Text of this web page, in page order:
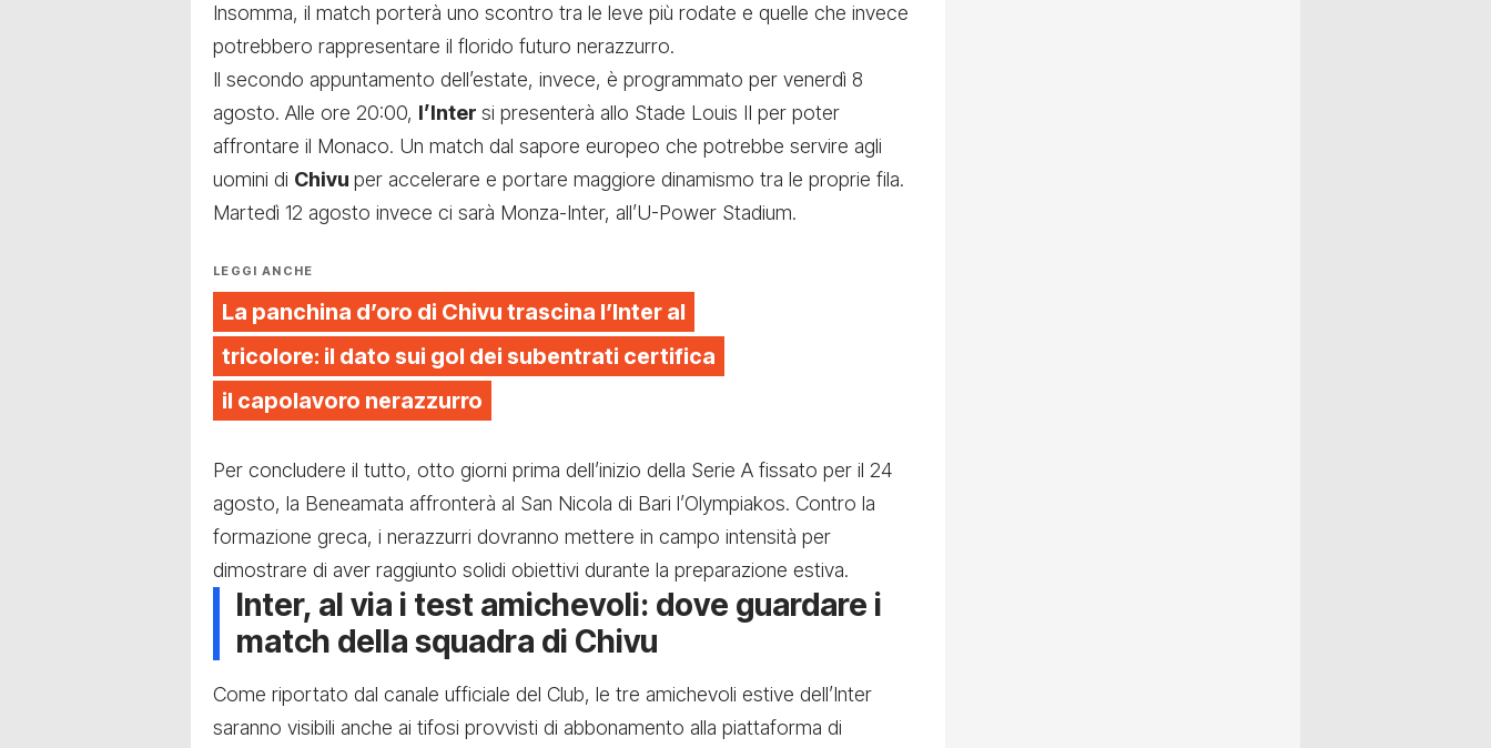
Insomma, il match porterà uno scontro tra le leve più rodate e quelle che invece
potrebbero rappresentare il florido futuro nerazzurro.
Il secondo appuntamento dell’estate, invece, è programmato per venerdì 8
agosto. Alle ore 20:00, l’Inter si presenterà allo Stade Louis II per poter
affrontare il Monaco. Un match dal sapore europeo che potrebbe servire agli
uomini di Chivu per accelerare e portare maggiore dinamismo tra le proprie fila.
Martedì 12 agosto invece ci sarà Monza-Inter, all’U-Power Stadium.
LEGGI ANCHE
La panchina d’oro di Chivu trascina l’Inter al
tricolore: il dato sui gol dei subentrati certifica
il capolavoro nerazzurro
Per concludere il tutto, otto giorni prima dell’inizio della Serie A fissato per il 24
agosto, la Beneamata affronterà al San Nicola di Bari l’Olympiakos. Contro la
formazione greca, i nerazzurri dovranno mettere in campo intensità per
dimostrare di aver raggiunto solidi obiettivi durante la preparazione estiva.
Inter, al via i test amichevoli: dove guardare i
match della squadra di Chivu
Come riportato dal canale ufficiale del Club, le tre amichevoli estive dell’Inter
saranno visibili anche ai tifosi provvisti di abbonamento alla piattaforma di